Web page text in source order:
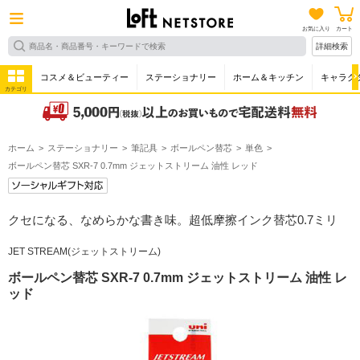
お気に入り カート
詳細検索
カテゴリ
コスメ＆ビューティー ステーショナリー ホーム＆キッチン キャラク
ホーム ステーショナリー 筆記具 ボールペン替芯
単色
ボールペン替芯 SXR-7 0.7mm ジェットストリーム 油性 レッド
クセになる、なめらかな書き味。超低摩擦インク替芯0.7ミリ
JET STREAM(ジェットストリーム)
ボールペン替芯 SXR-7 0.7mm ジェットストリーム 油性 レ
ッド